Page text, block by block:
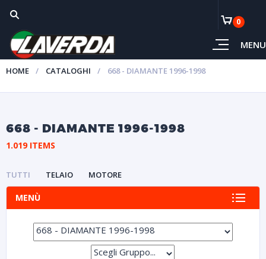
MENU
0
HOME CATALOGHI 668 - DIAMANTE 1996-1998
668 - DIAMANTE 1996-1998
1.019 ITEMS
TUTTI TELAIO MOTORE
MENÙ